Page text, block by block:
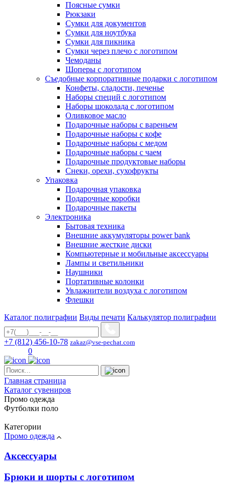
Поясные сумки
Рюкзаки
Сумки для документов
Сумки для ноутбука
Сумки для пикника
Сумки через плечо с логотипом
Чемоданы
Шоперы с логотипом
Съедобные корпоративные подарки с логотипом
Конфеты, сладости, печенье
Наборы специй с логотипом
Наборы шоколада с логотипом
Оливковое масло
Подарочные наборы с вареньем
Подарочные наборы с кофе
Подарочные наборы с медом
Подарочные наборы с чаем
Подарочные продуктовые наборы
Снеки, орехи, сухофрукты
Упаковка
Подарочная упаковка
Подарочные коробки
Подарочные пакеты
Электроника
Бытовая техника
Внешние аккумуляторы power bank
Внешние жесткие диски
Компьютерные и мобильные аксессуары
Лампы и светильники
Наушники
Портативные колонки
Увлажнители воздуха с логотипом
Флешки
Каталог полиграфии Виды печати Калькулятор полиграфии
+7 (812) 456-10-78 zakaz@vse-pechat.com
0
Главная страница
Каталог сувениров
Промо одежда
Футболки поло
Категории
Промо одежда
Аксессуары
Брюки и шорты с логотипом